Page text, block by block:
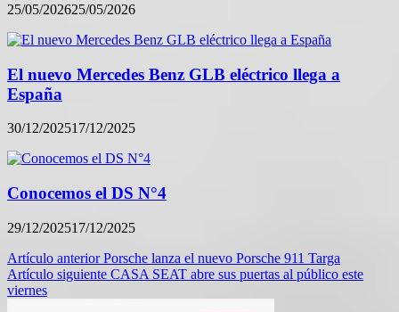
25/05/202625/05/2026
El nuevo Mercedes Benz GLB eléctrico llega a
España
30/12/202517/12/2025
Conocemos el DS N°4
29/12/202517/12/2025
Navegación
de
Artículo anterior Porsche lanza el nuevo Porsche 911 Targa
Artículo siguiente CASA SEAT abre sus puertas al público este
viernes